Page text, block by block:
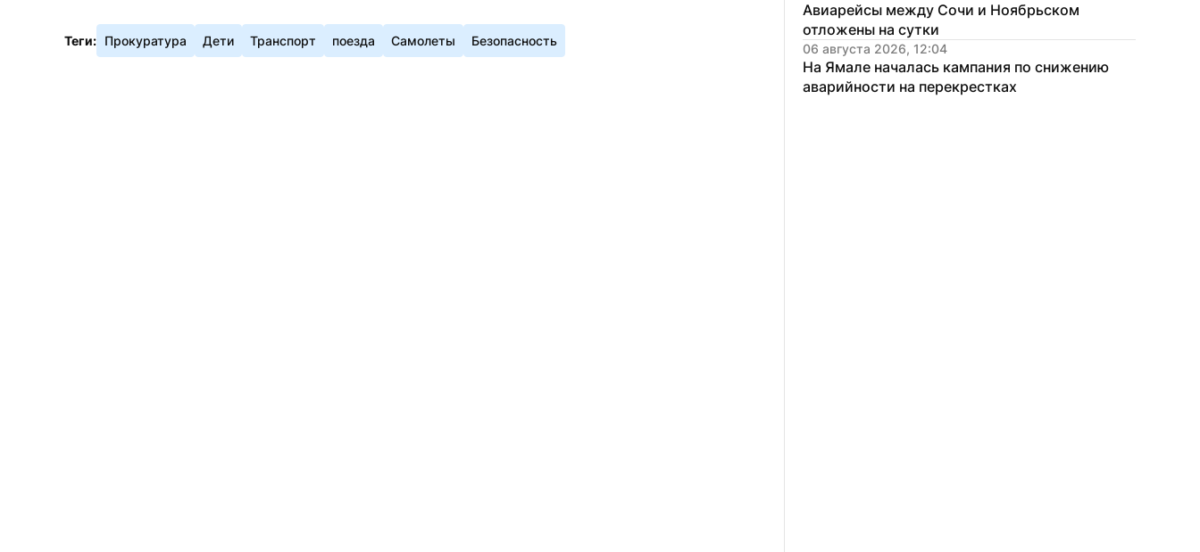
Теги: Прокуратура Дети Транспорт поезда Самолеты Безопасность
Авиарейсы между Сочи и Ноябрьском
отложены на сутки
06 августа 2026, 12:04
На Ямале началась кампания по снижению
аварийности на перекрестках